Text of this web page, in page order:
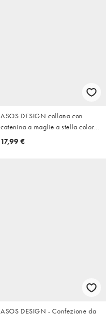
ASOS DESIGN collana con
catenina a maglie a stella color
argento
17,99 €
ASOS DESIGN - Confezione da